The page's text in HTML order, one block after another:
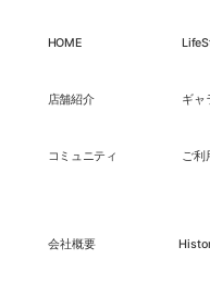
HOME
店舗紹介 ギャ
コミュニティ ご利
会社概要